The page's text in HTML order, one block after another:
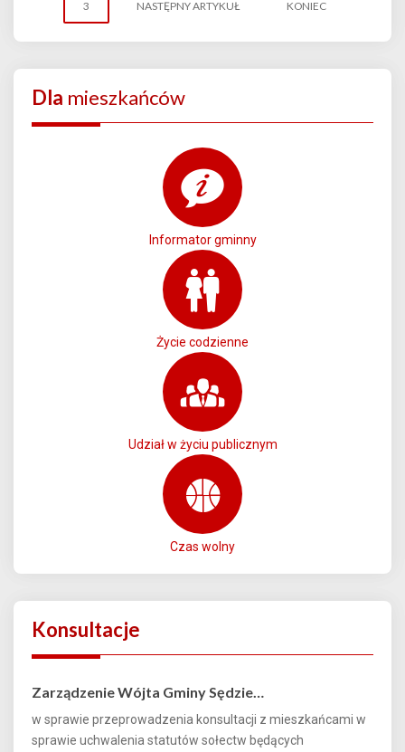
3 NASTĘPNY ARTYKUŁ KONIEC
Dla mieszkańców
Informator gminny
Życie codzienne
Udział w życiu publicznym
Czas wolny
Konsultacje
Zarządzenie Wójta Gminy Sędzie…
w sprawie przeprowadzenia konsultacji z mieszkańcami w
sprawie uchwalenia statutów sołectw będących